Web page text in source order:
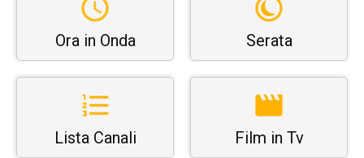
Ora in Onda Serata
Lista Canali Film in Tv